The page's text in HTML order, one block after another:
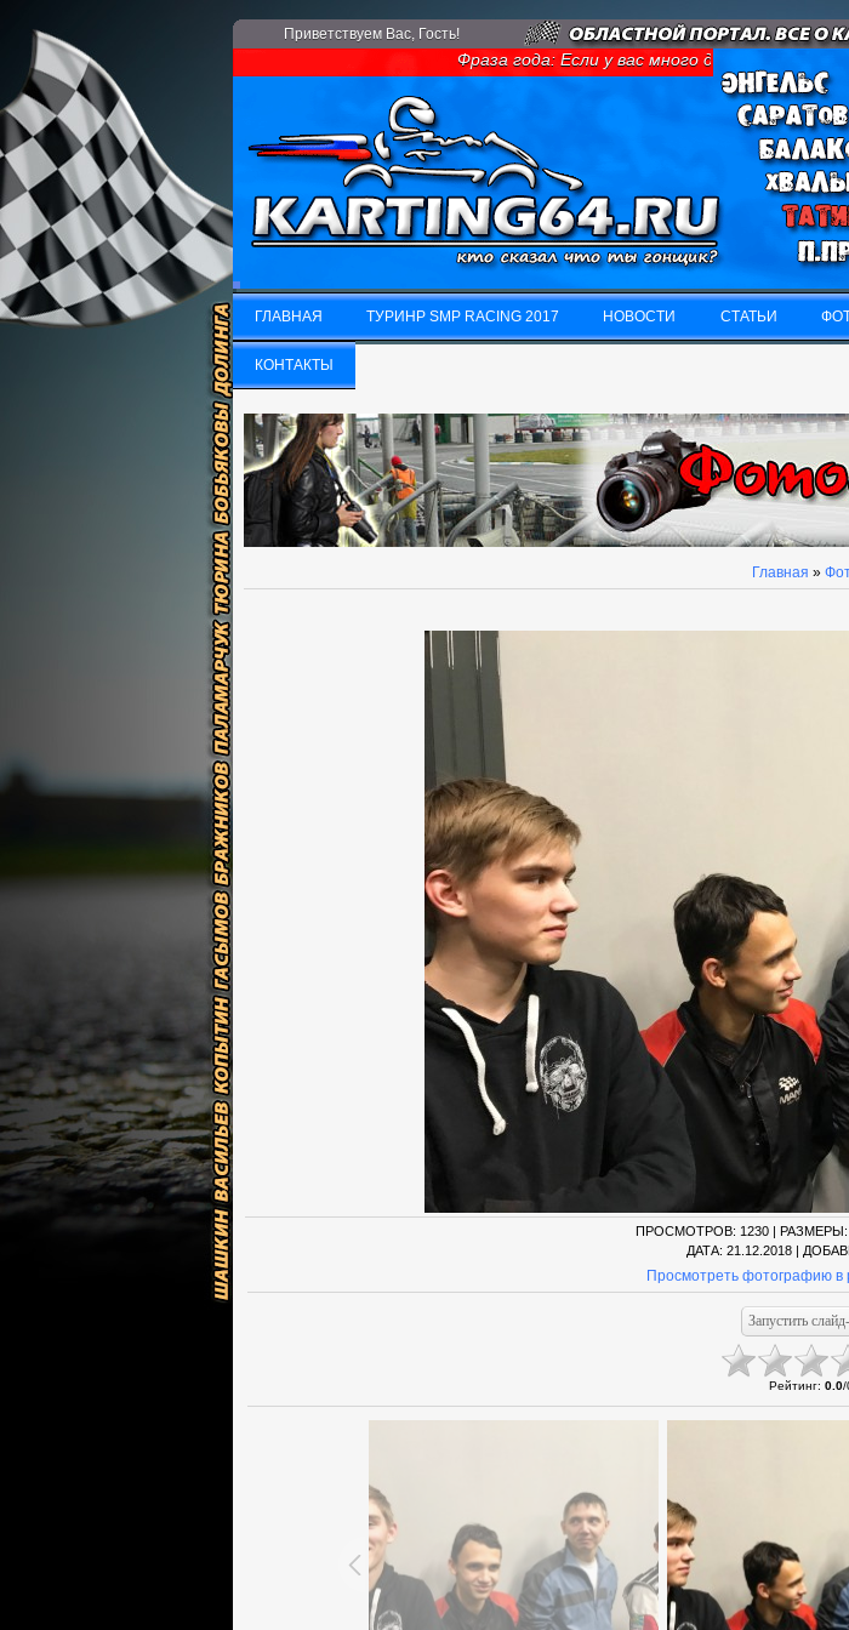
Приветствуем Вас, Гость!
Фраза года: Если у вас много денег и
ГЛАВНАЯ
ГЛАВНАЯ
ТУРИНР SMP RACING 2017 НОВОСТИ СТАТЬИ
КОНТАКТЫ
КОНТАКТЫ
Главная »
ПРОСМОТРОВ: 1230 | РАЗМЕРЫ
ДАТА: 21.12.2018 |
Просмотреть фотографию в
Рейтинг: 0.0/